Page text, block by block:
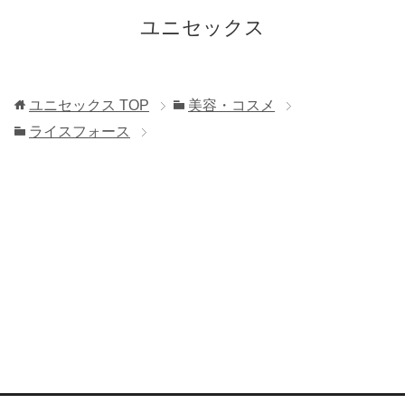
ユニセックス
ユニセックス TOP
美容・コスメ
ライスフォース